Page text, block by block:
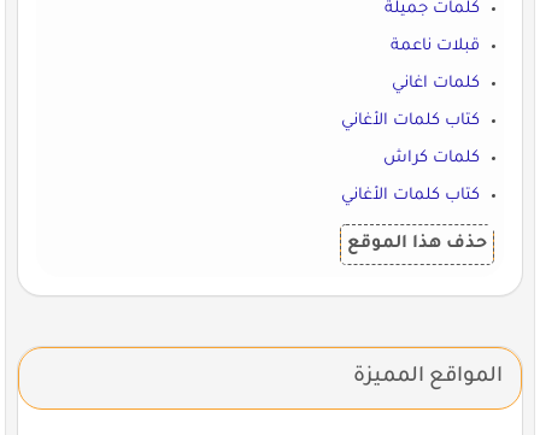
كلمات جميلة
قبلات ناعمة
كلمات اغاني
كتاب كلمات الأغاني
كلمات كراش
كتاب كلمات الأغاني
حذف هذا الموقع
المواقع المميزة